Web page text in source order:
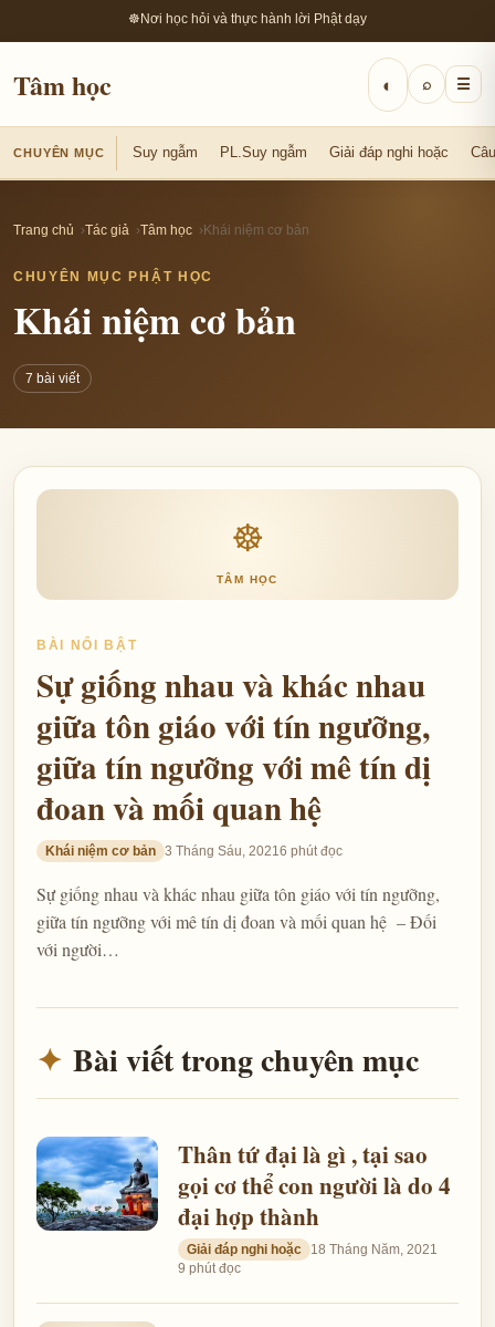
☸ Nơi học hỏi và thực hành lời Phật dạy
Tâm học ◐ ⌕ ☰
CHUYÊN MỤC Suy ngẫm PL.Suy ngẫm Giải đáp nghi hoặc
Trang chủ Tác giả Tâm học Khái niệm cơ bản
CHUYÊN MỤC PHẬT HỌC
Khái niệm cơ bản
7 bài viết
☸
TÂM HỌC
BÀI NỔI BẬT
Sự giống nhau và khác nhau
giữa tôn giáo với tín ngưỡng,
giữa tín ngưỡng với mê tín dị
đoan và mối quan hệ
Khái niệm cơ bản 3 Tháng Sáu, 20216 phút đọc
Sự giống nhau và khác nhau giữa tôn giáo với tín ngưỡng,
giữa tín ngưỡng với mê tín dị đoan và mối quan hệ – Đối
với người…
Bài viết trong chuyên mục
Thân tứ đại là gì , tại sao
gọi cơ thể con người là do 4
đại hợp thành
Giải đáp nghi hoặc
18 Tháng Năm, 2021
9 phút đọc